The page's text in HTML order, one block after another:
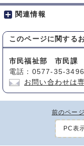
関連情報
このページに関する
市民福祉部 市民課
電話：0577-35-
お問い合わせは
前のペー
PC表